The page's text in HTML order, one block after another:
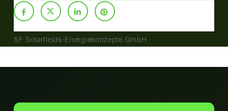
SF Solarfields-Energiekonzepte GmbH